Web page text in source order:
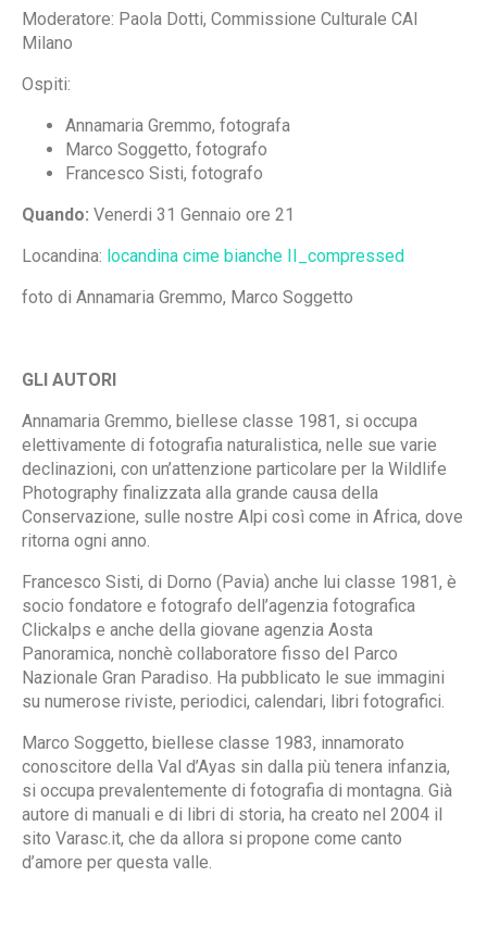
Moderatore: Paola Dotti, Commissione Culturale CAI
Milano
Ospiti:
Annamaria Gremmo, fotografa
Marco Soggetto, fotografo
Francesco Sisti, fotografo
Quando: Venerdi 31 Gennaio ore 21
Locandina: locandina cime bianche II_compressed
foto di Annamaria Gremmo, Marco Soggetto
GLI AUTORI
Annamaria Gremmo, biellese classe 1981, si occupa
elettivamente di fotografia naturalistica, nelle sue varie
declinazioni, con un’attenzione particolare per la Wildlife
Photography finalizzata alla grande causa della
Conservazione, sulle nostre Alpi così come in Africa, dove
ritorna ogni anno.
Francesco Sisti, di Dorno (Pavia) anche lui classe 1981, è
socio fondatore e fotografo dell’agenzia fotografica
Clickalps e anche della giovane agenzia Aosta
Panoramica, nonchè collaboratore fisso del Parco
Nazionale Gran Paradiso. Ha pubblicato le sue immagini
su numerose riviste, periodici, calendari, libri fotografici.
Marco Soggetto, biellese classe 1983, innamorato
conoscitore della Val d’Ayas sin dalla più tenera infanzia,
si occupa prevalentemente di fotografia di montagna. Già
autore di manuali e di libri di storia, ha creato nel 2004 il
sito Varasc.it, che da allora si propone come canto
d’amore per questa valle.